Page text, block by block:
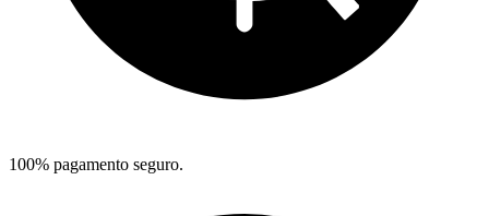
100% pagamento seguro.